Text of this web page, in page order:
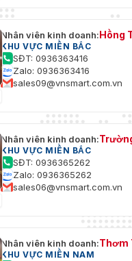
Nhân viên kinh doanh:Hồng
KHU VỰC MIỀN BẮC
SĐT: 0936363416
Zalo: 0936363416
sales09@vnsmart.com.vn
Nhân viên kinh doanh:
KHU VỰC MIỀN BẮC
SĐT: 0936365262
Zalo: 0936365262
sales06@vnsmart.com.vn
Nhân viên kinh doanh:Thơm
KHU VỰC MIỀN NAM